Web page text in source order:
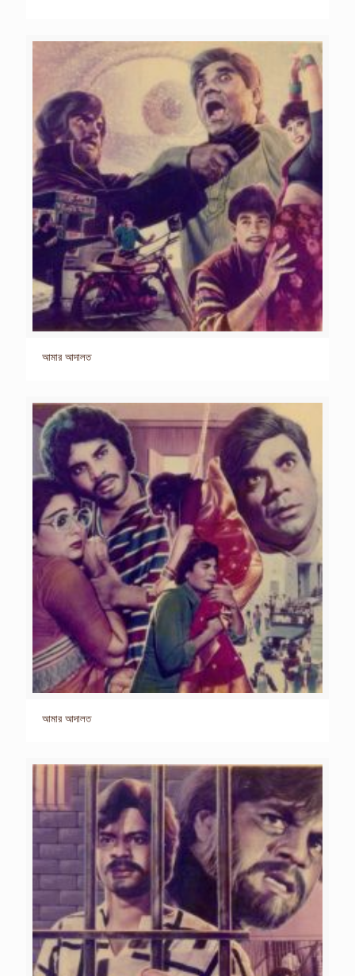
আমার আদালত
আমার আদালত